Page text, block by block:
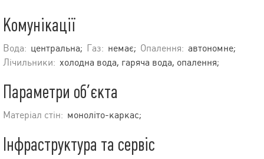
Комунікації
Вода: центральна; Газ: немає; Опалення: автономне;
Лічильники: холодна вода, гаряча вода, опалення;
Параметри об’єкта
Матеріал стін: моноліто-каркас;
Інфраструктура та сервіс